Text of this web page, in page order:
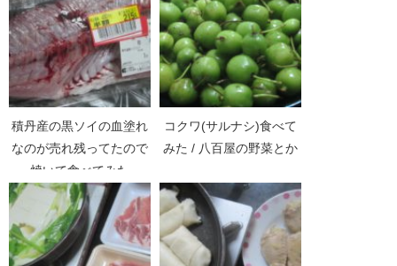
積丹産の黒ソイの血塗れ
なのが売れ残ってたので
焼いて食べてみた
コクワ(サルナシ)食べて
みた / 八百屋の野菜とか